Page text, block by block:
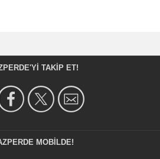
TAKIP ET!
MOBILDE!